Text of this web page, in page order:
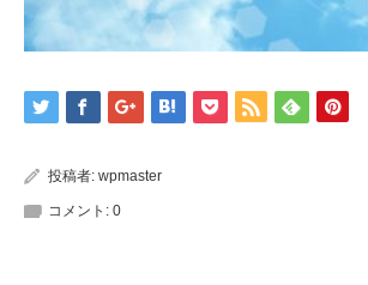
投稿者: wpmaster
コメント: 0